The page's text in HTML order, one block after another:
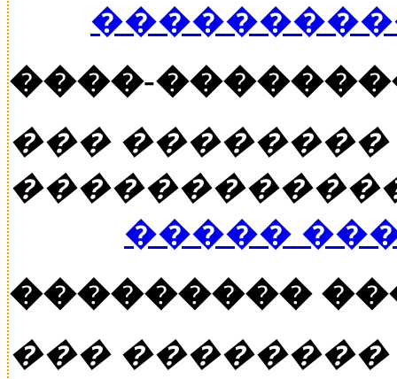
����-
���
�����
���������
���